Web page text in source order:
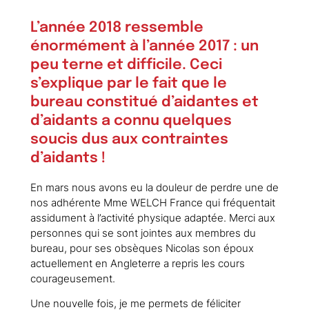
L’année 2018 ressemble
énormément à l’année 2017 : un
peu terne et difficile. Ceci
s’explique par le fait que le
bureau constitué d’aidantes et
d’aidants a connu quelques
soucis dus aux contraintes
d’aidants !
En mars nous avons eu la douleur de perdre une de
nos adhérente Mme WELCH France qui fréquentait
assidument à l’activité physique adaptée. Merci aux
personnes qui se sont jointes aux membres du
bureau, pour ses obsèques Nicolas son époux
actuellement en Angleterre a repris les cours
courageusement.
Une nouvelle fois, je me permets de féliciter